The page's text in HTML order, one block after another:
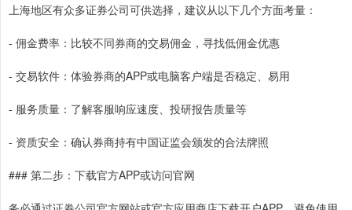
上海地区有众多证券公司可供选择，建议从以下几个方面考量：
- 佣金费率：比较不同券商的交易佣金，寻找低佣金优惠
- 交易软件：体验券商的APP或电脑客户端是否稳定、易用
- 服务质量：了解客服响应速度、投研报告质量等
- 资质安全：确认券商持有中国证监会颁发的合法牌照
### 第二步：下载官方APP或访问官网